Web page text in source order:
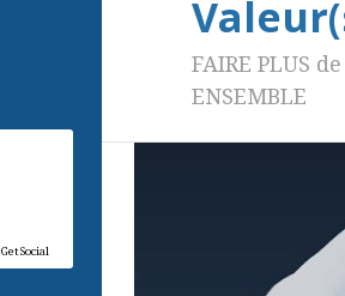
FAIRE PLUS
ENSEMBLE
GetSocial